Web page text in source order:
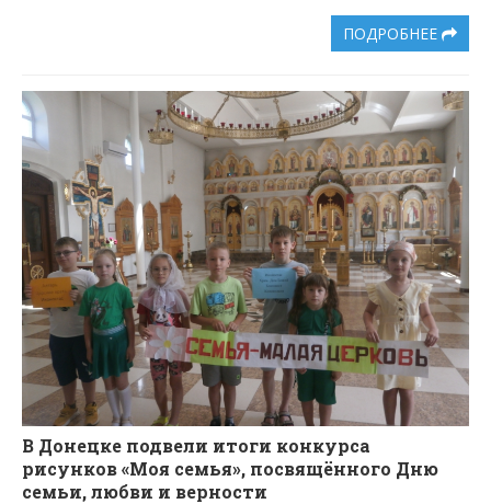
ПОДРОБНЕЕ
В Донецке подвели итоги конкурса
рисунков «Моя семья», посвящённого Дню
семьи, любви и верности